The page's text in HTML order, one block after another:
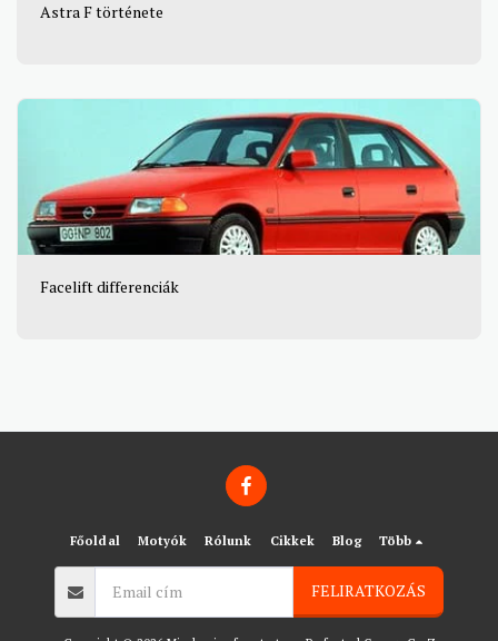
Astra F története
Facelift differenciák
Főoldal Motyók Rólunk Cikkek Blog Több
FELIRATKOZÁS